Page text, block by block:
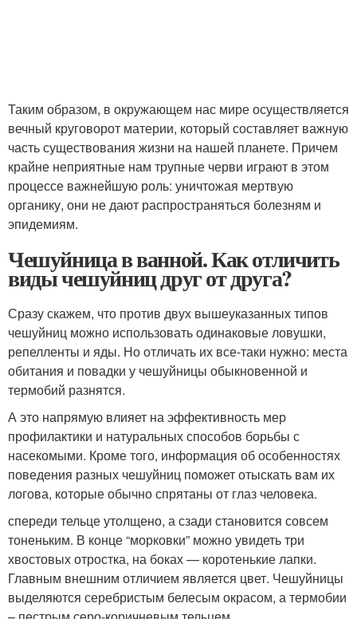
Таким образом, в окружающем нас мире осуществляется
вечный круговорот материи, который составляет важную
часть существования жизни на нашей планете. Причем
крайне неприятные нам трупные черви играют в этом
процессе важнейшую роль: уничтожая мертвую
органику, они не дают распространяться болезням и
эпидемиям.
Чешуйница в ванной. Как отличить
виды чешуйниц друг от друга?
Сразу скажем, что против двух вышеуказанных типов
чешуйниц можно использовать одинаковые ловушки,
репелленты и яды. Но отличать их все-таки нужно: места
обитания и повадки у чешуйницы обыкновенной и
термобий разнятся.
А это напрямую влияет на эффективность мер
профилактики и натуральных способов борьбы с
насекомыми. Кроме того, информация об особенностях
поведения разных чешуйниц поможет отыскать вам их
логова, которые обычно спрятаны от глаз человека.
спереди тельце утолщено, а сзади становится совсем
тоненьким. В конце “морковки” можно увидеть три
хвостовых отростка, на боках — коротенькие лапки.
Главным внешним отличием является цвет. Чешуйницы
выделяются серебристым белесым окрасом, а термобии